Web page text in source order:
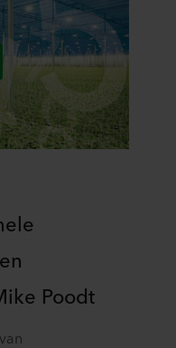
Poodt